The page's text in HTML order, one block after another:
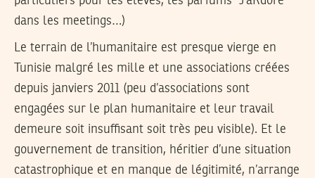
dans les meetings…)
Le terrain de l’humanitaire est presque vierge en
Tunisie malgré les mille et une associations créées
depuis janviers 2011 (peu d’associations sont
engagées sur le plan humanitaire et leur travail
demeure soit insuffisant soit très peu visible). Et le
gouvernement de transition, héritier d’une situation
catastrophique et en manque de légitimité, n’arrange